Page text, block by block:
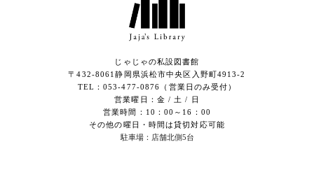
じゃじゃの私設図書館
〒432-8061静岡県浜松市中央区入野町4913-2
​TEL：053-477-0876（営業日のみ受付）
営業曜日：金 / 土 / 日
営業時間：10：00～16：00
その他の曜日・時間は貸切対応可能
駐車場：店舗北側5台